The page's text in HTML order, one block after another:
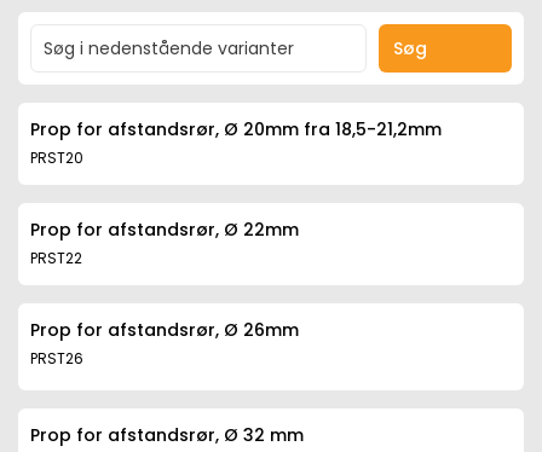
Søg
Prop for afstandsrør, Ø 20mm fra 18,5-21,2mm
PRST20
Prop for afstandsrør, Ø 22mm
PRST22
Prop for afstandsrør, Ø 26mm
PRST26
Prop for afstandsrør, Ø 32 mm